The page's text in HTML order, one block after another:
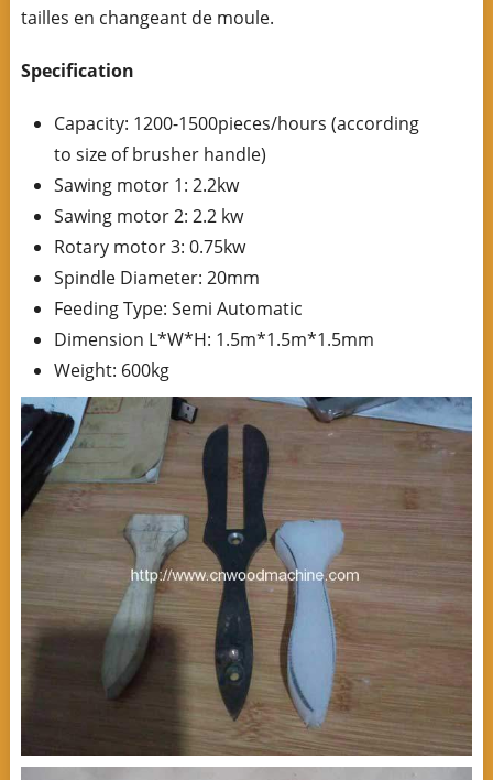
tailles en changeant de moule.
Specification
Capacity: 1200-1500pieces/hours (according
to size of brusher handle)
Sawing motor 1: 2.2kw
Sawing motor 2: 2.2 kw
Rotary motor 3: 0.75kw
Spindle Diameter: 20mm
Feeding Type: Semi Automatic
Dimension L*W*H: 1.5m*1.5m*1.5mm
Weight: 600kg